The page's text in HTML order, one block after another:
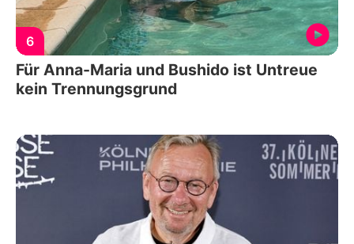
6
Für Anna-Maria und Bushido ist Untreue
kein Trennungsgrund